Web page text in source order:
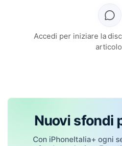
Accedi per iniziare la
Nuovi sfondi
Con iPhoneItalia+ ogni